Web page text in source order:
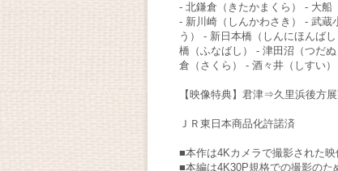
- 北鎌倉（きたかまくら） - 大船
- 新川崎（しんかわさき） - 武蔵
う） - 新日本橋（しんにほんば
橋（ふなばし） - 津田沼（つだ
倉（さくら） - 酒々井（しすい
【映像特典】君津⇒久里浜後方展
ＪＲ東日本商品化許諾済
■本作は4Kカメラで撮影された
■本編は4K30P規格での撮影のた